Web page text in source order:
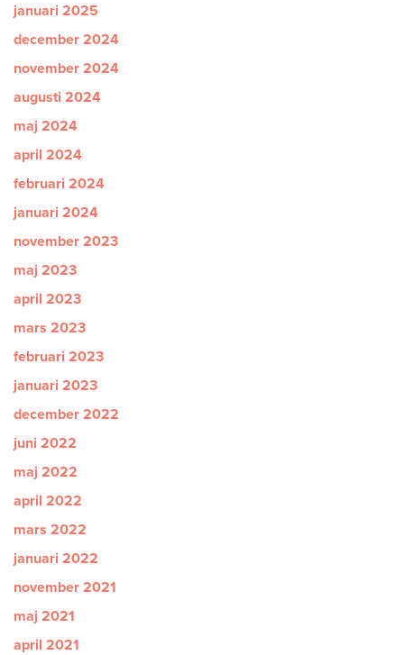
januari 2025
december 2024
november 2024
augusti 2024
maj 2024
april 2024
februari 2024
januari 2024
november 2023
maj 2023
april 2023
mars 2023
februari 2023
januari 2023
december 2022
juni 2022
maj 2022
april 2022
mars 2022
januari 2022
november 2021
maj 2021
april 2021